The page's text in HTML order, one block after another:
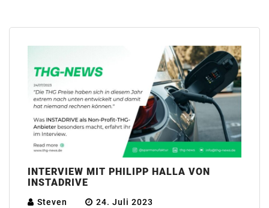
INTERVIEW MIT PHILIPP HALLA VON
INSTADRIVE
Steven 24. Juli 2023